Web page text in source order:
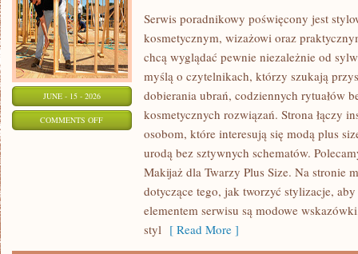
JUNE - 15 - 2026
COMMENTS OFFON
Serwis poradnikowy poświęcony jest
kosmetycznym, wizażowi oraz
chcą wyglądać pewnie niezależnie od
myślą o czytelnikach, którzy szukają
dobierania ubrań, codziennych rytuałów
kosmetycznych rozwiązań. Strona łączy
osobom, które interesują się modą plus
urodą bez sztywnych schematów.
Makijaż dla Twarzy Plus Size. Na stronie
dotyczące tego, jak tworzyć stylizacje,
elementem serwisu są modowe
styl [ Read More ]